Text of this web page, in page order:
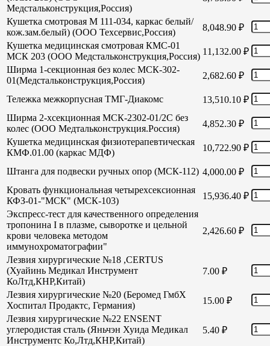
Медстальконструкция,Россия)
Кушетка смотровая М 111-034, каркас белый/
кож.зам.белый) (ООО Техсервис,Россия)
8,048.90 ₽
Кушетка медицинская смотровая КМС-01
МСК 203 (ООО Медстальконструкция,Россия) 11,132.00 ₽
Ширма 1-секционная без колес МСК-302-
01(Медстальконструкция,Россия)
2,682.60 ₽
Тележка межкорпусная ТМГ-Диакомс 13,510.10 ₽
Ширма 2-хсекционная МСК-2302-01/2С без
колес (ООО Медтальконструкция.Россия)
4,852.30 ₽
Кушетка медицинская физиотерапевтическая
КМФ.01.00 (каркас МДФ)
10,722.90 ₽
Штанга для подвески ручных опор (МСК-112) 4,000.00 ₽
Кровать функциональная четырехсексионная
КФЗ-01-"МСК" (МСК-103)
15,936.40 ₽
Экспресс-тест для качественного определения
тропонина I в плазме, сыворотке и цельной
крови человека методом
иммунохроматографии"
2,426.60 ₽
Лезвия хирургические №18 ,CERTUS
(Хуайинь Медикал Инструмент
КоЛтд,КНР,Китай)
7.00 ₽
Лезвия хирургические №20 (Беромед ГмбХ
Хоспитал Продактс, Германия)
15.00 ₽
Лезвия хирургические №22 ENSENT
углеродистая сталь (Яньчэн Хуида Медикал
Инструментс Ко,Лтд,КНР,Китай)
5.40 ₽